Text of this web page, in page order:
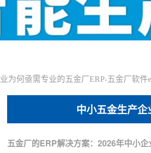
为何亟需专业的五金厂ERP-五金厂软件
中小五金生产
五金厂的ERP解决方案：2026年中小